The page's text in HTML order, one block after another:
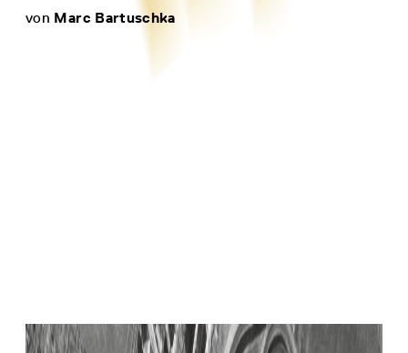
von Marc Bartuschka